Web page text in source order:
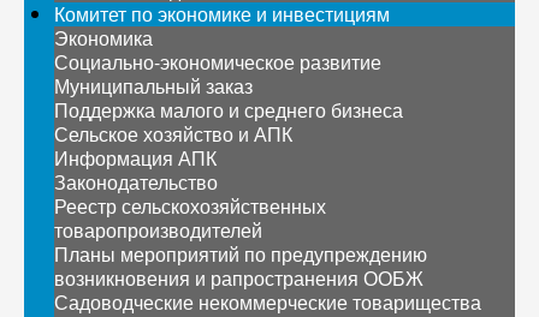
Комитет по экономике и инвестициям
Экономика
Социально-экономическое развитие
Муниципальный заказ
Поддержка малого и среднего бизнеса
Сельское хозяйство и АПК
Информация АПК
Законодательство
Реестр сельскохозяйственных
товаропроизводителей
Планы мероприятий по предупреждению
возникновения и рапространения ООБЖ
Садоводческие некоммерческие товарищества